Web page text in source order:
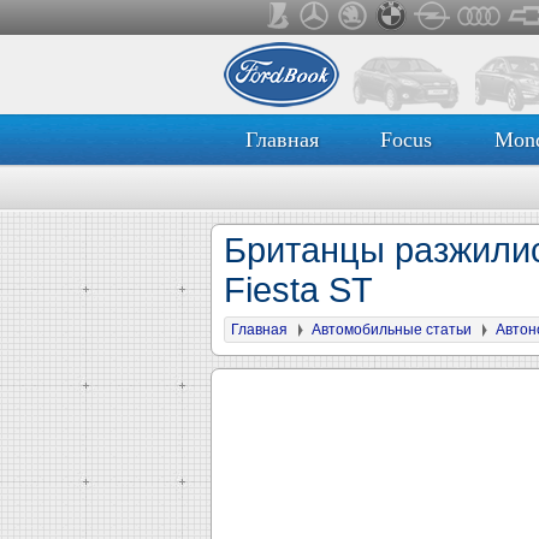
Главная Focus
Британцы
Fiesta ST
Главная Автомобильные статьи